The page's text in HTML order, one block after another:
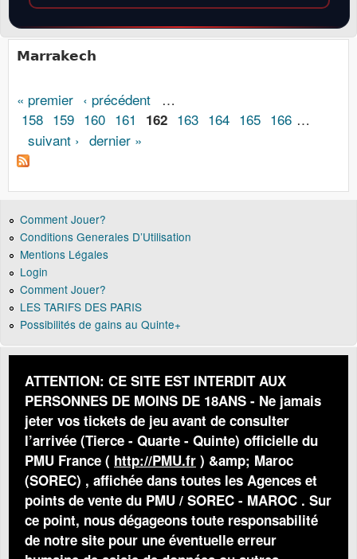
Marrakech
Pages
« premier ‹ précédent
…
158 159 160 161 162 163 164 165 166 …
suivant › dernier »
Comment Jouer?
Conditions Generales D’Utilisation
Mentions Légales
Login
Comment Jouer?
LES TARIFS DES PARIS
Possibilités de gains au Quinte+
ATTENTION: CE SITE EST INTERDIT AUX
PERSONNES DE MOINS DE 18ANS - Ne jamais
jeter vos tickets de jeu avant de consulter
l’arrivée (Tierce - Quarte - Quinte) officielle du
PMU France ( http://PMU.fr ) &amp; Maroc
(SOREC) , affichée dans toutes les Agences et
points de vente du PMU / SOREC - MAROC . Sur
ce point, nous dégageons toute responsabilité
de notre site pour une éventuelle erreur